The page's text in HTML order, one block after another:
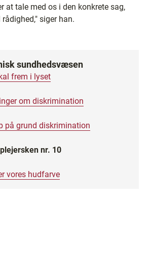
at tale med os i den konkrete sag,
siger han.
sundhedsvæsen
frem i lyset
om diskrimination
på grund diskrimination
nr. 10
vores hudfarve